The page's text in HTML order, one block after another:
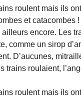
roulent mais ils
et catacombes
ailleurs encore. Les
comme un sirop
D’aucunes,
trains roulaient,
roulent mais ils